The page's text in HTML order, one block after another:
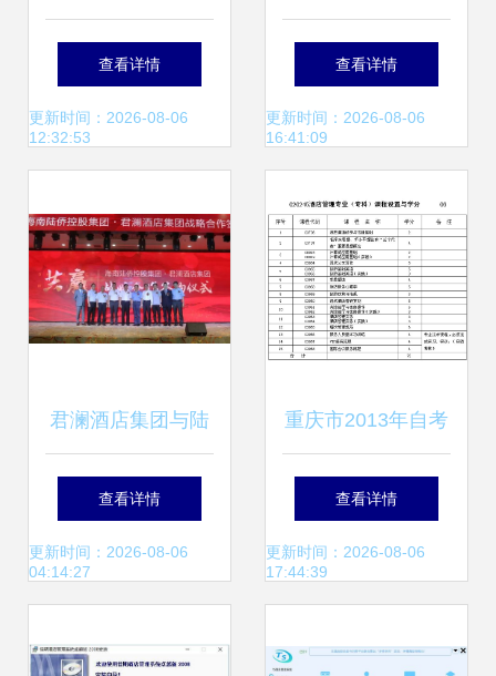
理的智能化升维 一
站式解决方案深度
查看详情
更新时间：2026-08-06
12:32:53
德精业筑根基——
酒店管理学院开展
业务能力双提升工
程
查看详情
更新时间：2026-08-06
16:41:09
君澜酒店集团与陆
侨集团强强联合 探
索集团型酒店管理
查看详情
更新时间：2026-08-06
04:14:27
重庆市2013年自考
酒店管理专业(专
科)课程设置与学分
查看详情
更新时间：2026-08-06
17:44:39